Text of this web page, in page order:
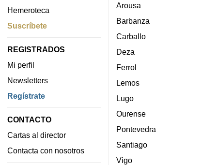
Hemeroteca
Suscríbete
REGISTRADOS
Mi perfil
Newsletters
Regístrate
CONTACTO
Cartas al director
Contacta con nosotros
Arousa
Barbanza
Carballo
Deza
Ferrol
Lemos
Lugo
Ourense
Pontevedra
Santiago
Vigo